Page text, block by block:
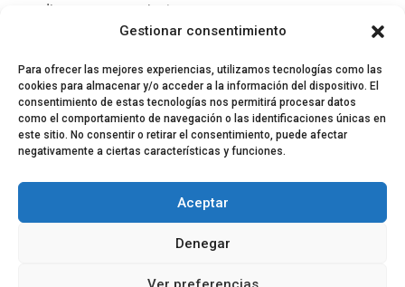
Gestionar consentimiento
Para ofrecer las mejores experiencias, utilizamos tecnologías como las
cookies para almacenar y/o acceder a la información del dispositivo. El
consentimiento de estas tecnologías nos permitirá procesar datos
como el comportamiento de navegación o las identificaciones únicas en
este sitio. No consentir o retirar el consentimiento, puede afectar
negativamente a ciertas características y funciones.
Aceptar
Denegar
dieron un concierto.
Equipo EPDLT Contacto